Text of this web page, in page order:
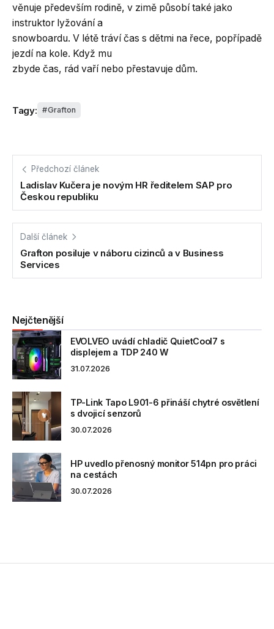
věnuje především rodině, v zimě působí také jako
instruktor lyžování a
snowboardu. V létě tráví čas s dětmi na řece, popřípadě
jezdí na kole. Když mu
zbyde čas, rád vaří nebo přestavuje dům.
Tagy: Grafton
Předchozí článek
Ladislav Kučera je novým HR ředitelem SAP pro
Českou republiku
Další článek
Grafton posiluje v náboru cizinců a v Business
Services
Nejčtenější
EVOLVEO uvádí chladič QuietCool7 s
displejem a TDP 240 W
31.07.2026
TP-Link Tapo L901-6 přináší chytré osvětlení
s dvojicí senzorů
30.07.2026
HP uvedlo přenosný monitor 514pn pro práci
na cestách
30.07.2026